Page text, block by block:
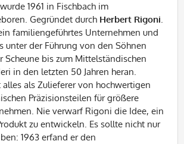
wurde 1961 in Fischbach im
Gegründet durch Herbert Rigoni.
familiengeführtes Unternehmen und
unter der Führung von den Söhnen
Scheune bis zum Mittelständischen
in den letzten 50 Jahren heran.
als Zulieferer von hochwertigen
Präzisionsteilen für größere
Nie verwarf Rigoni die Idee, ein
zu entwickeln. Es sollte nicht nur
1963 erfand er den